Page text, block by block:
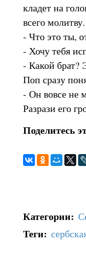
кладет на
всего
- Что это ты,
- Хочу тебя
- Какой брат?
Поп сразу
- Он вовсе не
Разрази его
Поделитесь
Категории:
Теги: